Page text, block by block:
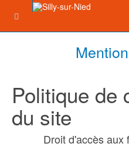
Politique de
du site
Droit d'accès aux